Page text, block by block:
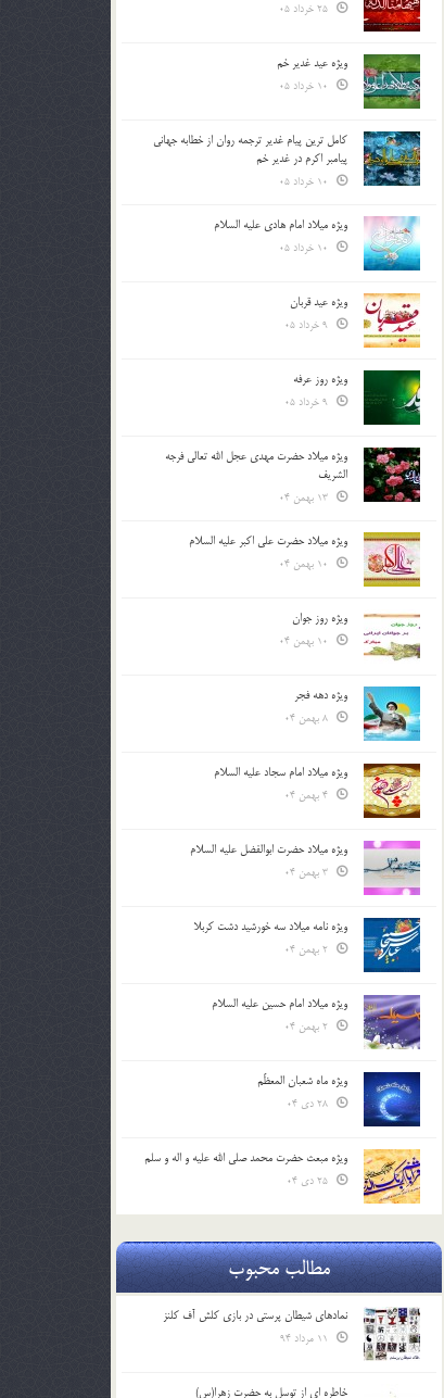
ویژه عید غدیر خم
کامل ترین پیام غدیر ترجمه روان از خطابه جهانی
پیامبر اکرم در غدیر خم
ویژه میلاد امام هادی علیه السلام
ویژه عید قربان
ویژه روز عرفه
ویژه میلاد حضرت مهدی عجل الله تعالی فرجه
الشريف
ویژه میلاد حضرت علی اکبر علیه السلام
ویژه روز جوان
ویژه دهه فجر
ویژه میلاد امام سجاد علیه السلام
ویژه میلاد حضرت ابوالفضل علیه السلام
ویژه نامه میلاد سه خورشید دشت کربلا
ویژه میلاد امام حسین علیه السلام
ویژه ماه شعبان المعظّم
ویژه مبعث حضرت محمد صلی الله علیه و اله و سلم
مطالب محبوب
نمادهای شیطان پرستی در بازی کلش آف کلنز
خاطره ای از توسل به حضرت زهرا(س)